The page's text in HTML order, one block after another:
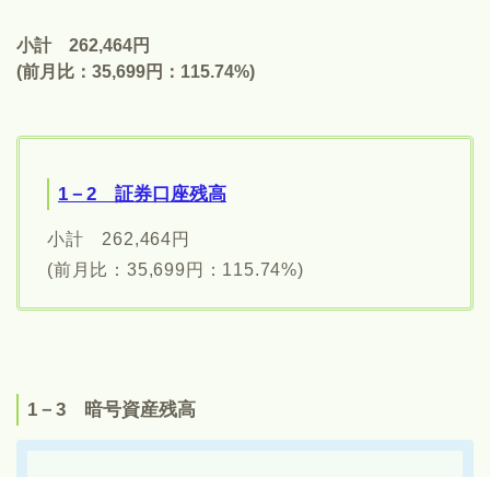
小計 262,464円
(前月比：35,699円：115.74%)
1－2 証券口座残高
小計 262,464円
(前月比：35,699円：115.74%)
1－3 暗号資産残高